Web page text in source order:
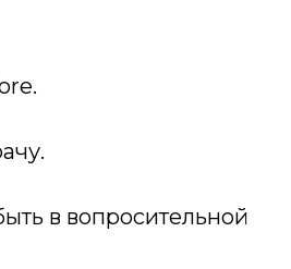
в вопросительной